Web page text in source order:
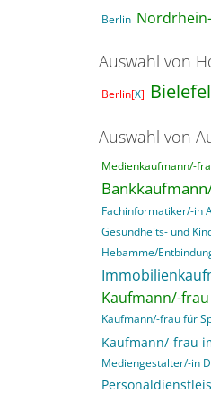
Berlin
Auswahl von
Berlin[X]
Auswahl von
Medienkaufmann/-
Fachinformatiker/-in
Gesundheits- und
Hebamme/
Kaufmann/-
Kaufmann/-frau für
Kaufmann/-frau
Mediengestalter/-in